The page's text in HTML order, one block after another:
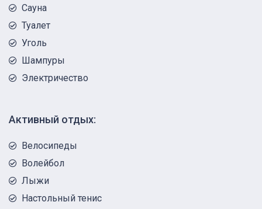
Сауна
Туалет
Уголь
Шампуры
Электричество
Активный отдых:
Велосипеды
Волейбол
Лыжи
Настольный тенис